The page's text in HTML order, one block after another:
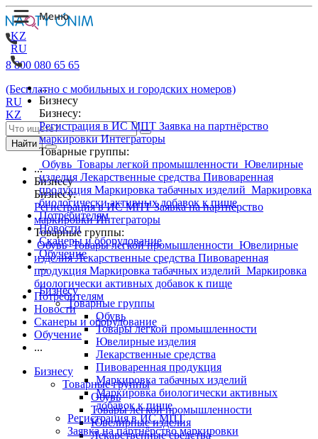
KZ
RU
...
Бизнесу
Бизнесу:
Регистрация в ИС МПТ Заявка на партнёрство
маркировкиИнтеграторы
Товарные группы:
Обувь Товары легкой промышленности Ювелирные
изделия Лекарственные средства Пивоваренная
продукция Маркировка табачных изделий Маркировка
биологически активных добавок к пище
Потребителям
Новости
Сканеры и оборудование
Обучение
...
Бизнесу
Товарные группы
Обувь
Товары легкой промышленности
Ювелирные изделия
Лекарственные средства
Пивоваренная продукция
Маркировка табачных изделий
Маркировка биологически активных
добавок к пище
Регистрация в ИС МПТ
Заявка на партнёрство маркировки
8 800 080 65 65
(Бесплатно с мобильных и городских номеров)
RU
KZ
Найти
...
Бизнесу
Бизнесу:
Регистрация в ИС МПТЗаявка на партнёрство
маркировкиИнтеграторы
Товарные группы:
ОбувьТовары легкой промышленности Ювелирные
изделияЛекарственные средства Пивоваренная
продукция Маркировка табачных изделий Маркировка
биологически активных добавок к пище
Потребителям
Новости
Сканеры и оборудование
Обучение
...
Бизнесу
Товарные группы
Обувь
Товары легкой промышленности
Ювелирные изделия
Лекарственные средства